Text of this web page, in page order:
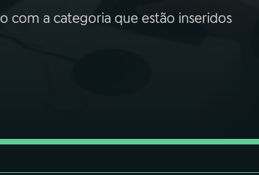
com a categoria que estão inseridos